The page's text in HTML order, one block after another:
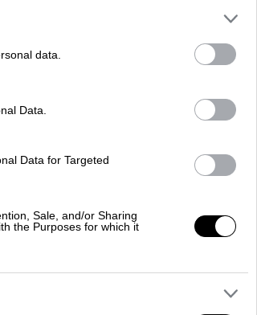
data.
Data.
Data for Targeted
Sale, and/or Sharing
the Purposes for which it
επίκεντρο της
3,7 βαθμούς της
Το εστιακό
της Παρασκευής